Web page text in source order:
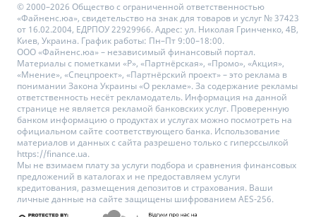
© 2000–2026 Общество с ограниченной ответственностью
«Файненс.юа», свидетельство на знак для товаров и услуг № 37423
от 16.02.2004, ЕДРПОУ 22929966. Адрес: ул. Николая Гринченко, 4В,
Киев, Украина. График работы: Пн–Пт 9:00–18:00.
ООО «Файненс.юа» – независимый финансовый портал.
Материалы с пометками «Р», «Партнёрская», «Промо», «Акция»,
«Мнение», «Спецпроект», «Партнёрский проект» – это реклама в
понимании Закона Украины «О рекламе». За содержание рекламы
ответственность несёт рекламодатель. Информация на данной
странице не является рекламой банковских услуг. Проверенную
банком информацию о продуктах и услугах можно посмотреть на
официальном сайте соответствующего банка. Использование
материалов и данных с сайта разрешено только с гиперссылкой
https://finance.ua.
Мы не взимаем плату за услуги подбора и сравнения финансовых
предложений в каталогах и не предоставляем услуги
кредитования, размещения депозитов и страхования. Ваши
личные данные на сайте защищены шифрованием AES-256.